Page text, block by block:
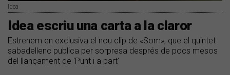
Idea
Idea escriu una carta a la claror
Estrenem en exclusiva el nou clip de «Som», que el quintet
sabadellenc publica per sorpresa després de pocs mesos
del llançament de 'Punt i a part'